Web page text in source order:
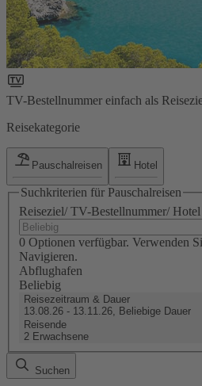
TV-Bestellnummer einfach als
Reisekategorie
Pauschalreisen Hotel
Suchkriterien für Pauschalreisen
Reiseziel/ TV-Bestellnummer/ Hotel
0 Optionen verfügbar. Verwenden
Navigieren.
Abflughafen
Beliebig
Reisezeitraum & Dauer
13.08.26 - 13.11.26, Beliebige Dauer
Reisende
2 Erwachsene
Suchen